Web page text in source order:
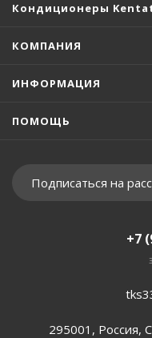
Кондиционеры
КОМПАНИЯ
ИНФОРМАЦИЯ
ПОМОЩЬ
Подписаться на
+7
295001, Россия,